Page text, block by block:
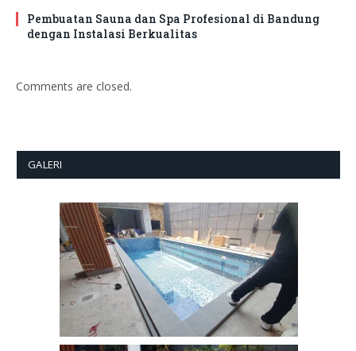
Pembuatan Sauna dan Spa Profesional di Bandung
dengan Instalasi Berkualitas
Comments are closed.
GALERI